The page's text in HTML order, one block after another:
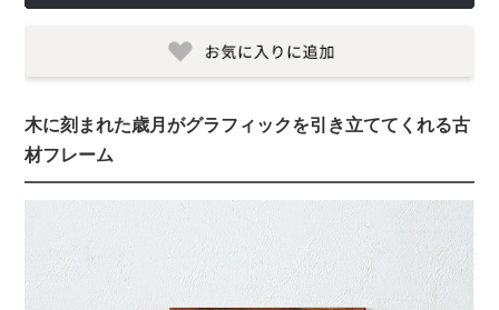
木に刻まれた歳月がグラフィックを引き立ててくれる古
材フレーム